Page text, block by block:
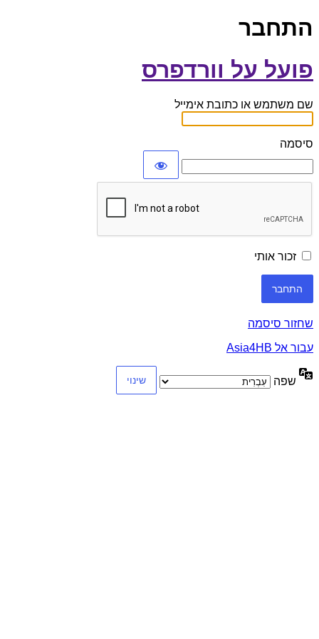
התחבר
פועל על וורדפרס
שם משתמש או כתובת אימייל
סיסמה
זכור אותי
שחזור סיסמה
עבור אל Asia4HB
שפה